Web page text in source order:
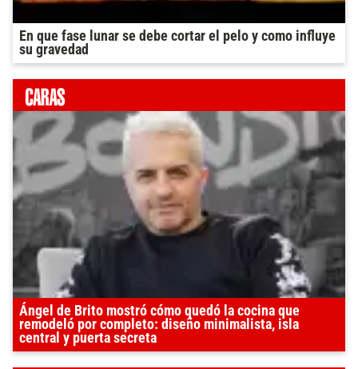
En que fase lunar se debe cortar el pelo y como influye
su gravedad
Ángel de Brito mostró cómo quedó la cocina que
remodeló por completo: diseño minimalista, isla
central y puerta secreta